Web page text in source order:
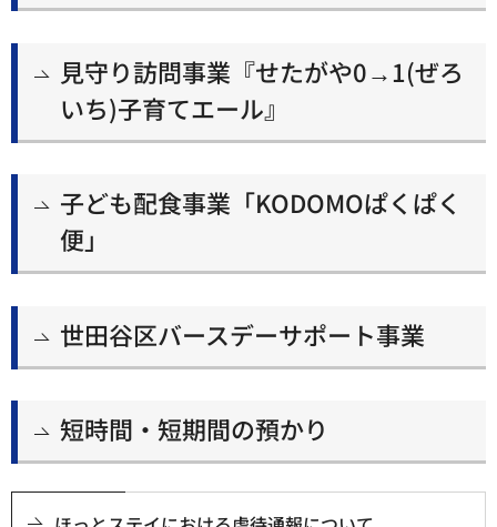
見守り訪問事業『せたがや0→1(ぜろ
いち)子育てエール』
子ども配食事業「KODOMOぱくぱく
便」
世田谷区バースデーサポート事業
短時間・短期間の預かり